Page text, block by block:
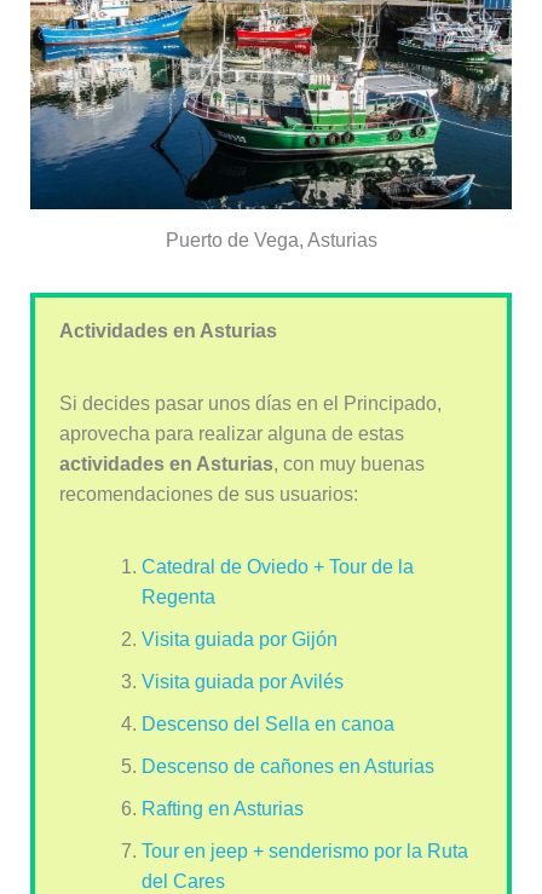
Puerto de Vega, Asturias
Actividades en Asturias
Si decides pasar unos días en el Principado,
aprovecha para realizar alguna de estas
actividades en Asturias, con muy buenas
recomendaciones de sus usuarios:
Catedral de Oviedo + Tour de la
Regenta
Visita guiada por Gijón
Visita guiada por Avilés
Descenso del Sella en canoa
Descenso de cañones en Asturias
Rafting en Asturias
Tour en jeep + senderismo por la Ruta
del Cares